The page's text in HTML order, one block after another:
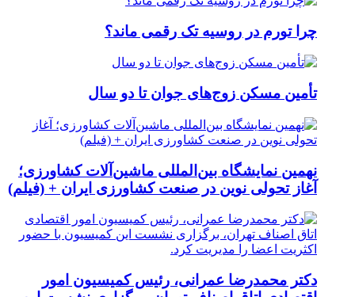
چرا تورم در روسیه تک رقمی ماند؟
تأمین مسکن زوج‌های جوان تا دو سال
نهمین نمایشگاه بین‌المللی ماشین‌آلات کشاورزی؛
آغاز تحولی نوین در صنعت کشاورزی ایران + (فیلم)
دکتر محمدرضا عمرانی، رئیس کمیسیون امور